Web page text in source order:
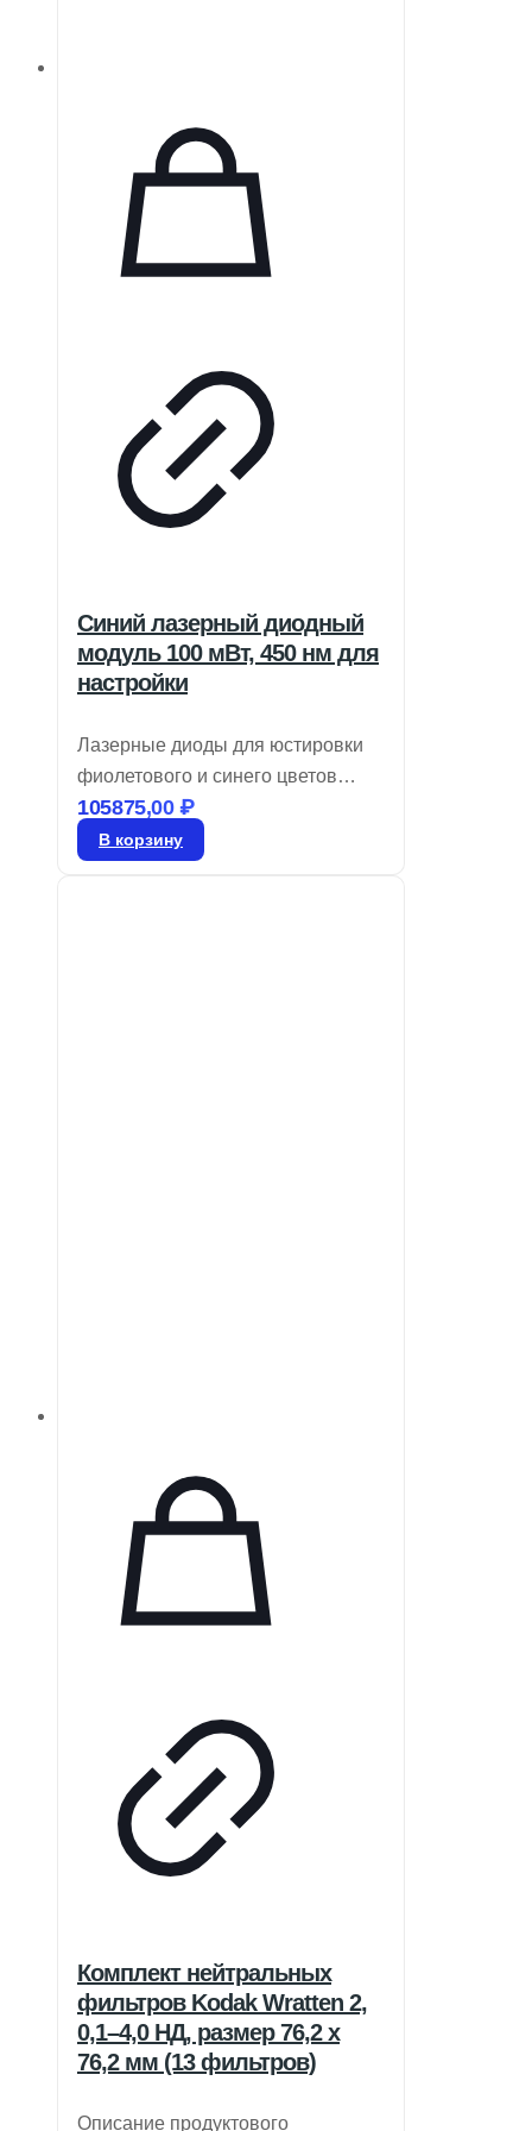
Синий лазерный диодный
модуль 100 мВт, 450 нм для
настройки
Лазерные диоды для юстировки
фиолетового и синего цветов
обеспечивают модуляцию TTL до
10 кГц и имеют круглый профиль
105875,00₽
В корзину
Комплект нейтральных
фильтров Kodak Wratten 2,
0,1–4,0 НД, размер 76,2 x
76,2 мм (13 фильтров)
Описание продуктового